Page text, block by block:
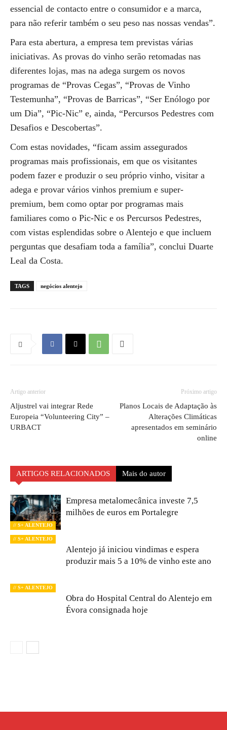
essencial de contacto entre o consumidor e a marca,
para não referir também o seu peso nas nossas vendas”.
Para esta abertura, a empresa tem previstas várias
iniciativas. As provas do vinho serão retomadas nas
diferentes lojas, mas na adega surgem os novos
programas de “Provas Cegas”, “Provas de Vinho
Testemunha”, “Provas de Barricas”, “Ser Enólogo por
um Dia”, “Pic-Nic” e, ainda, “Percursos Pedestres com
Desafios e Descobertas”.
Com estas novidades, “ficam assim assegurados
programas mais profissionais, em que os visitantes
podem fazer e produzir o seu próprio vinho, visitar a
adega e provar vários vinhos premium e super-
premium, bem como optar por programas mais
familiares como o Pic-Nic e os Percursos Pedestres,
com vistas esplendidas sobre o Alentejo e que incluem
perguntas que desafiam toda a família”, conclui Duarte
Leal da Costa.
TAGS negócios alentejo
Artigo anterior
Aljustrel vai integrar Rede
Europeia “Volunteering City” –
URBACT
Próximo artigo
Planos Locais de Adaptação às
Alterações Climáticas
apresentados em seminário
online
ARTIGOS RELACIONADOS Mais do autor
// S+ ALENTEJO
Empresa metalomecânica investe 7,5
milhões de euros em Portalegre
// S+ ALENTEJO
Alentejo já iniciou vindimas e espera
produzir mais 5 a 10% de vinho este ano
// S+ ALENTEJO
Obra do Hospital Central do Alentejo em
Évora consignada hoje